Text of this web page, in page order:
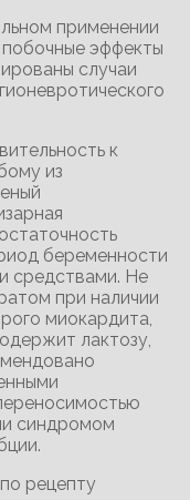
применении
эффекты
случаи
к
из
беременности
средствами. Не
при наличии
миокардита,
лактозу,
синдромом
рецепту